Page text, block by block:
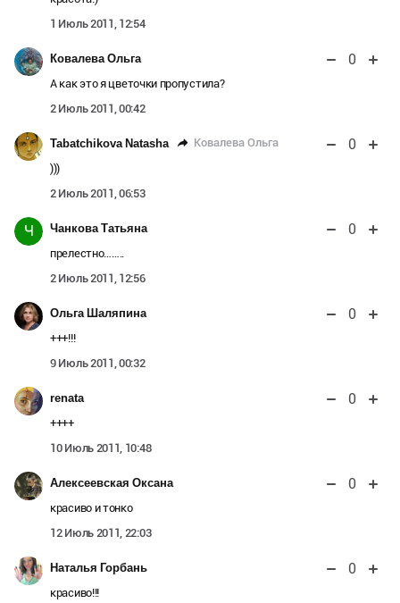
1 Июль 2011, 12:54
Ковалева Ольга 0
А как это я цветочки пропустила?
2 Июль 2011, 00:42
Tabatchikova Natasha Ковалева Ольга 0
)))
2 Июль 2011, 06:53
Ч Чанкова Татьяна 0
прелестно……..
2 Июль 2011, 12:56
Ольга Шаляпина 0
+++!!!
9 Июль 2011, 00:32
renata 0
++++
10 Июль 2011, 10:48
Алексеевская Оксана 0
красиво и тонко
12 Июль 2011, 22:03
Наталья Горбань 0
красиво!!!